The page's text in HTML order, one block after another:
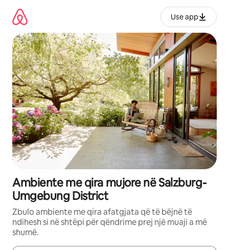
përmbajtja
Use app
Ambiente me qira mujore në Salzburg-
Umgebung District
Zbulo ambiente me qira afatgjata që të bëjnë të
ndihesh si në shtëpi për qëndrime prej një muaji a më
shumë.